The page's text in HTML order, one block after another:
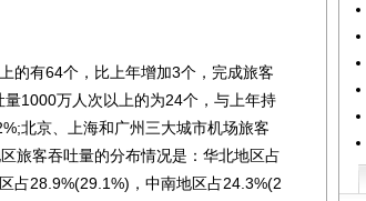
有64个，比上年增加3个，完成旅客
1000万人次以上的为24个，与上年持
北京、上海和广州三大城市机场旅客
旅客吞吐量的分布情况是：华北地区占
占28.9%(29.1%)，中南地区占24.3%(2